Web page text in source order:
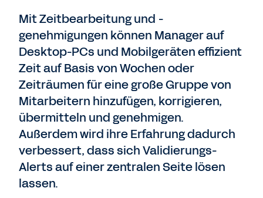
Mit Zeitbearbeitung und -
genehmigungen können Manager auf
Desktop-PCs und Mobilgeräten effizient
Zeit auf Basis von Wochen oder
Zeiträumen für eine große Gruppe von
Mitarbeitern hinzufügen, korrigieren,
übermitteln und genehmigen.
Außerdem wird ihre Erfahrung dadurch
verbessert, dass sich Validierungs-
Alerts auf einer zentralen Seite lösen
lassen.